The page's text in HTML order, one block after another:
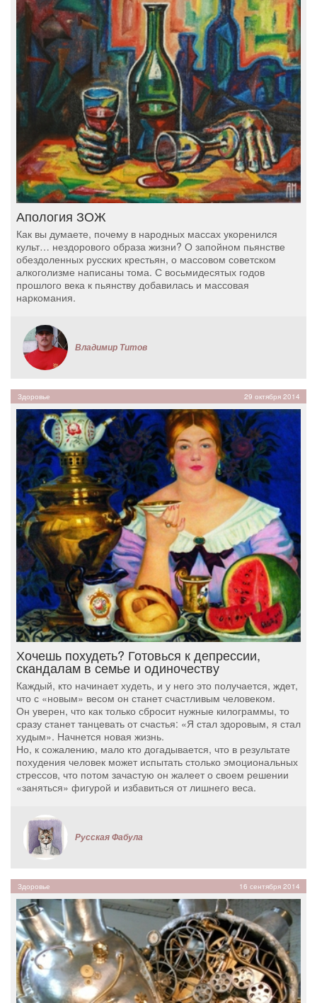
Апология ЗОЖ
Как вы думаете, почему в народных массах укоренился
культ… нездорового образа жизни? О запойном пьянстве
обездоленных русских крестьян, о массовом советском
алкоголизме написаны тома. С восьмидесятых годов
прошлого века к пьянству добавилась и массовая
наркомания.
Владимир Титов
Здоровье 29 октября 2014
Хочешь похудеть? Готовься к депрессии,
скандалам в семье и одиночеству
Каждый, кто начинает худеть, и у него это получается, ждет,
что с «новым» весом он станет счастливым человеком.
Он уверен, что как только сбросит нужные килограммы, то
сразу станет танцевать от счастья: «Я стал здоровым, я стал
худым». Начнется новая жизнь.
Но, к сожалению, мало кто догадывается, что в результате
похудения человек может испытать столько эмоциональных
стрессов, что потом зачастую он жалеет о своем решении
«заняться» фигурой и избавиться от лишнего веса.
Русская Фабула
Здоровье 16 сентября 2014